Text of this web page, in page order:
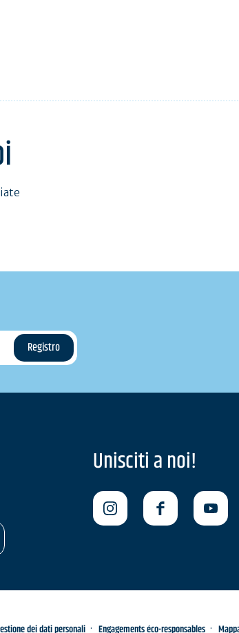
Unisciti a noi!
dei dati personali Engagements éco-responsables